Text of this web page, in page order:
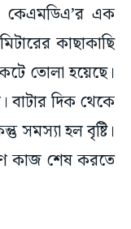
এক
কাছাকাছি
তোলা হয়েছে।
বাটার দিক থেকে
সমস্যা হল বৃষ্টি।
কাজ শেষ করতে